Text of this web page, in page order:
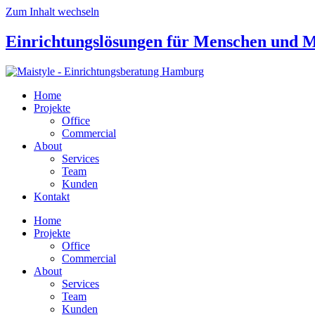
Zum Inhalt wechseln
Einrichtungslösungen für Menschen und
Home
Projekte
Office
Commercial
About
Services
Team
Kunden
Kontakt
Home
Projekte
Office
Commercial
About
Services
Team
Kunden